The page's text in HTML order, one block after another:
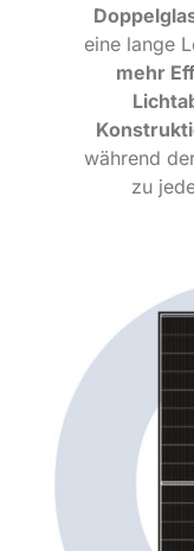
eine lange
mehr
während
zu